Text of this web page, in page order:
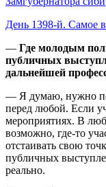
День 1398-й. Самое
— Где молодым
публичных
дальнейшей
— Я думаю, нужно
перед любой. Если
мероприятиях. В
возможно, где-то
отстаивать свою
публичных
реально.